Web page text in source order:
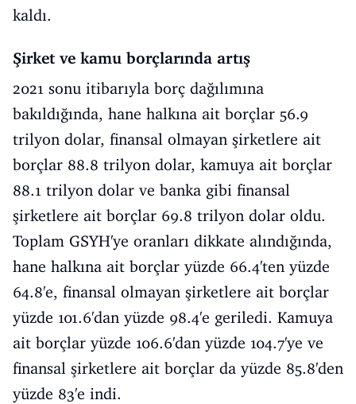
kaldı.
Şirket ve kamu borçlarında artış
2021 sonu itibarıyla borç dağılımına
bakıldığında, hane halkına ait borçlar 56.9
trilyon dolar, finansal olmayan şirketlere ait
borçlar 88.8 trilyon dolar, kamuya ait borçlar
88.1 trilyon dolar ve banka gibi finansal
şirketlere ait borçlar 69.8 trilyon dolar oldu.
Toplam GSYH'ye oranları dikkate alındığında,
hane halkına ait borçlar yüzde 66.4'ten yüzde
64.8'e, finansal olmayan şirketlere ait borçlar
yüzde 101.6'dan yüzde 98.4'e geriledi. Kamuya
ait borçlar yüzde 106.6'dan yüzde 104.7'ye ve
finansal şirketlere ait borçlar da yüzde 85.8'den
yüzde 83'e indi.